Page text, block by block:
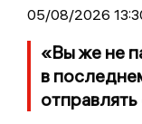
05/08/2026
«Вы же не
в